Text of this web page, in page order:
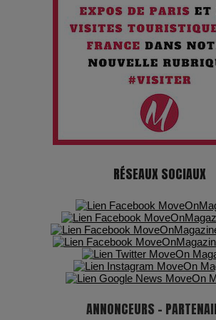
futur troublant
Maïra Kerey, la “voix d’or du
ans de carrière à la Salle Gaveau
Les dessous de la fast fashion : un
7 Techniques Secrètes des
Adieu Jean-Pat : rire au bord du
Pharaonic Festival 2025 : 10 ans
montagnes, une fête à ne pas manquer
RÉSEAUX SOCIAUX
ANNONCEURS -